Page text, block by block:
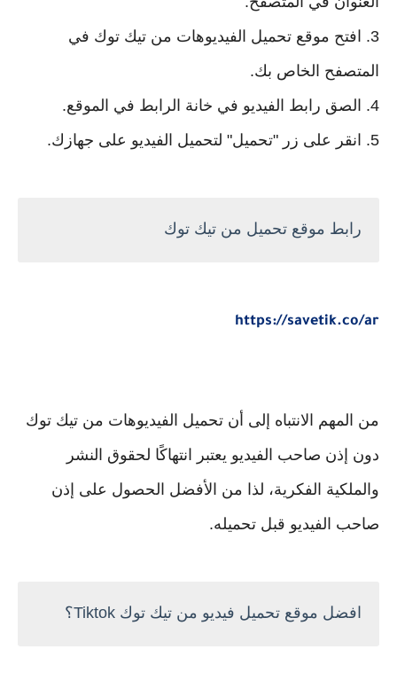
3. افتح موقع تحميل الفيديوهات من تيك توك في
المتصفح الخاص بك.
4. الصق رابط الفيديو في خانة الرابط في الموقع.
5. انقر على زر "تحميل" لتحميل الفيديو على جهازك.
رابط موقع تحميل من تيك توك
https://savetik.co/ar
من المهم الانتباه إلى أن تحميل الفيديوهات من تيك توك
دون إذن صاحب الفيديو يعتبر انتهاكًا لحقوق النشر
والملكية الفكرية، لذا من الأفضل الحصول على إذن
صاحب الفيديو قبل تحميله.
افضل موقع تحميل فيديو من تيك توك Tiktok؟